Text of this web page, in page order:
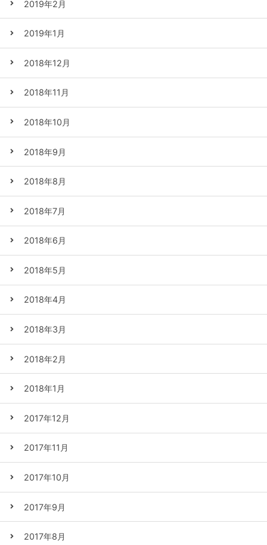
2019年2月
2019年1月
2018年12月
2018年11月
2018年10月
2018年9月
2018年8月
2018年7月
2018年6月
2018年5月
2018年4月
2018年3月
2018年2月
2018年1月
2017年12月
2017年11月
2017年10月
2017年9月
2017年8月